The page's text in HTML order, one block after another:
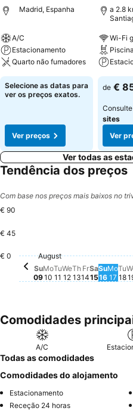
Madrid, Espanha
A/C
Estacionamento
Quarto não fumadores
Selecione as datas para
ver os preços exatos.
Ver preços
a 2.8
Wi-Fi
Piscina
de €
sites
Ver
Ver todas as
Tendência dos preços
Com base nos preços mais baixos no
€ 90
€ 45
€ 0 Sunday, August 09
€ 38
August
Su
09
Mo
10
Tuesday, August
Não há preço
Tu
11
Wednesday,
Não há preço
We
12
Th
13
Friday,
€ 29
Fr
14
Sa
15
€ 25
Su
16
€ 34
Mo
17
Tu
18
Comodidades
A/C
Todas as comodidades
Comodidades do alojamento
Estacionamento
Receção 24 horas